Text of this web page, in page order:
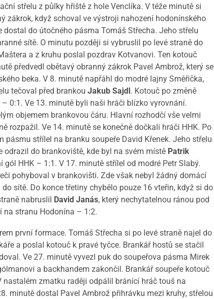
střelu z půlky hřiště z hole Venclíka. V téže minutě si
zákrok, když schoval ve výstroji nahození hodonínského
dostal do útočného pásma Tomáš Střecha. Jeho střelu
sítě. O minutu později si vybruslil po levé straně do
a z kruhu poslal pozdrav Kotvanovi. Ten kotouč
předvedl obětavý obranný zákrok Pavel Ambrož, který se
beka. V 8. minutě napřáhl do modré lajny Směřička,
tečoval před brankou Jakub Sajdl . Kotouč po změně
0:1. Ve 13. minutě byli naši hráči blízko vyrovnání.
objemem brankovou čáru. Hlavní rozhodčí vše velmi
rozpažil. Ve 14. minutě se konečně dočkali hráči HHK. Po
pásmu střílel na branku soupeře David Křenek. Jeho střelu
odrazil do brankoviště, kde byl na svém místě Patrik
gól HHK – 1:1. V 17. minutě střílel od modré Petr Slabý.
pohyboval v brankovišti. Zde však nebyl žádný domácí
sítě. Do konce třetiny chybělo pouze 16 vteřin, když si do
nabruslil
David Janás, který nechytatelnou ránou pod
na stranu Hodonína – 1:2.
první formace. Tomáš Střecha si po levé straně najel do
a poslal kotouč k pravé tyčce. Brankář hostů se stačil
Ve 27. minutě vyvezl puk do soupeřova pásma Mirek
a backhandem zakončil. Brankář soupeře kotouč
nastalém zmatku raději odpálil bránící hráč touš na
minutě dostal Pavel Ambrož přihrávku mezi kruhy, střelou